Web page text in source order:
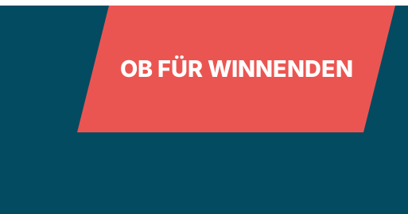
OB FÜR WINNENDEN